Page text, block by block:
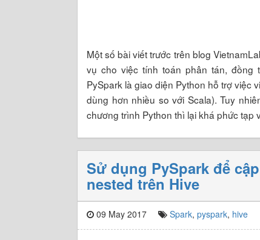
Một số bài viết trước trên blog
vụ cho việc tính toán phân tán, đồng
PySpark là giao diện Python hỗ trợ việc
dùng hơn nhiều so với Scala). Tuy
chương trình Python thì lại khá phức tạp
Sử dụng PySpark để
nested trên Hive
09 May 2017 Spark, pyspark, hive